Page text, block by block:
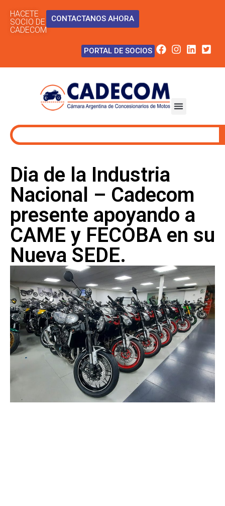
HACETE
SOCIO DE
CADECOM
CONTACTANOS AHORA
PORTAL DE SOCIOS
Dia de la Industria
Nacional – Cadecom
presente apoyando a
CAME y FECOBA en su
Nueva SEDE.